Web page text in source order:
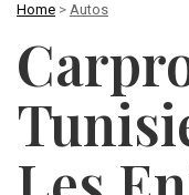
Home > Autos